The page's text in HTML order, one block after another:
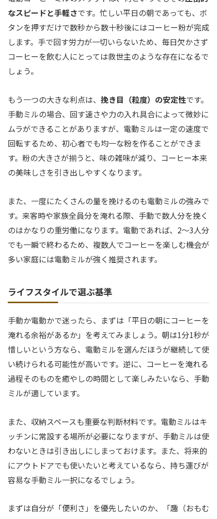
なスピードと手軽さです。忙しい平日の朝であっても、ボ
タンを押すだけで数秒から数十秒後にはコーヒー粉が完成
します。手で回す労力が一切いらないため、毎日欠かさず
コーヒーを飲む人にとっては救世主のような存在になるで
しょう。
もう一つの大きな利点は、 挽き目（粒度）の安定性です。
手動ミルの場合、回す速さや力の入れ具合によって微妙に
ムラができることがありますが、電動ミルは一定の速度で
回転するため、初心者でも均一な粉を作ることができま
す。粉の大きさが揃うと、味の雑味が減り、コーヒー本来
の美味しさを引き出しやすくなります。
また、一度にたくさんの量を挽けるのも電動ミルの強みで
す。来客時や家族全員分を淹れる際、手動で数人分を挽く
のはかなりの重労働になります。電動であれば、2〜3人分
でも一瞬で終わるため、複数人でコーヒーを楽しむ機会が
多い家庭には電動ミルが強く推奨されます。
ライフスタイルで選ぶ基準
手動か電動かで迷ったら、まずは「平日の朝にコーヒーを
淹れる余裕があるか」を考えてみましょう。朝は1分1秒が
惜しいという方なら、電動ミルを選んだほうが継続して使
い続けられる可能性が高いです。逆に、コーヒーを淹れる
過程そのものを癒やしの時間として楽しみたいなら、手動
ミルが適しています。
また、収納スペースも重要な判断材料です。電動ミルはキ
ッチンに常設する場所が必要になりますが、手動ミルは使
わないときは引き出しにしまっておけます。また、将来的
にアウトドアでも使いたいと考えているなら、持ち運びが
容易な手動ミル一択になるでしょう。
まずは自分が「便利さ」を優先したいのか、「趣（おもむ